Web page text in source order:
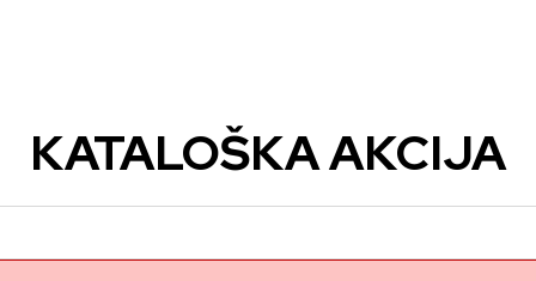
KATALOŠKA AKCIJA